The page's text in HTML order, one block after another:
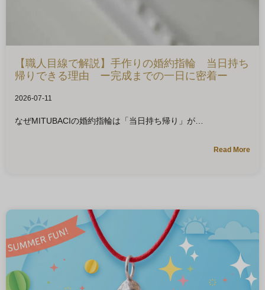
【職人目線で解説】手作りの婚約指輪 当日持ち
帰りできる理由 ー完成までの一日に密着ー
2026-07-11
なぜMITUBACIの婚約指輪は「当日持ち帰り」が
Read More